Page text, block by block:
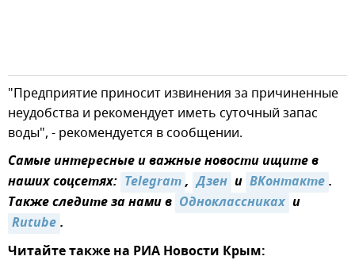
"Предприятие приносит извинения за причиненные
неудобства и рекомендует иметь суточный запас
воды", - рекомендуется в сообщении.
Самые интересные и важные новости ищите в
наших соцсетях: Telegram, Дзен и ВКонтакте.
Также следите за нами в Одноклассниках и
Rutube.
Читайте также на РИА Новости Крым: